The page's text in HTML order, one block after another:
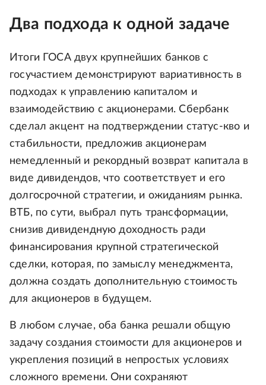
Два подхода к одной задаче
Итоги ГОСА двух крупнейших банков с
госучастием демонстрируют вариативность в
подходах к управлению капиталом и
взаимодействию с акционерами. Сбербанк
сделал акцент на подтверждении статус-кво и
стабильности, предложив акционерам
немедленный и рекордный возврат капитала в
виде дивидендов, что соответствует и его
долгосрочной стратегии, и ожиданиям рынка.
ВТБ, по сути, выбрал путь трансформации,
снизив дивидендную доходность ради
финансирования крупной стратегической
сделки, которая, по замыслу менеджмента,
должна создать дополнительную стоимость
для акционеров в будущем.
В любом случае, оба банка решали общую
задачу создания стоимости для акционеров и
укрепления позиций в непростых условиях
сложного времени. Они сохраняют